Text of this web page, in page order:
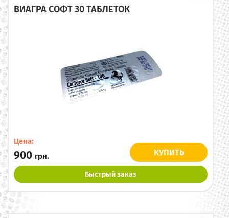
ВИАГРА СОФТ 30 ТАБЛЕТОК
Цена:
900 грн. КУПИТЬ
Быстрый заказ